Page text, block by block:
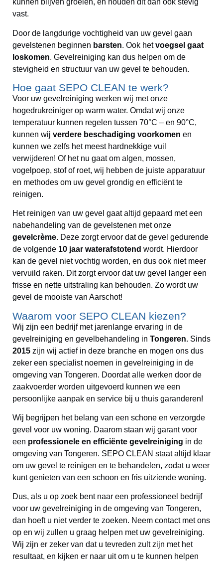
kunnen blijven groeien, en houden dit dan ook stevig
vast.
Door de langdurige vochtigheid van uw gevel gaan
gevelstenen beginnen barsten. Ook hetvoegsel gaat
loskomen. Gevelreiniging kan dus helpen om de
stevigheid en structuur van uw gevel te behouden.
Hoe gaat SEPO CLEAN te werk?
Voor uw gevelreiniging werken wij met onze
hogedrukreiniger op warm water. Omdat wij onze
temperatuur kunnen regelen tussen 70°C – en 90°C,
kunnen wij verdere beschadiging voorkomen en
kunnen we zelfs het meest hardnekkige vuil
verwijderen! Of het nu gaat om algen, mossen,
vogelpoep, stof of roet, wij hebben de juiste apparatuur
en methodes om uw gevel grondig en efficiënt te
reinigen.
Het reinigen van uw gevel gaat altijd gepaard met een
nabehandeling van de gevelstenen met onze
gevelcrème. Deze zorgt ervoor dat de gevel gedurende
de volgende 10 jaar waterafstotend wordt. Hierdoor
kan de gevel niet vochtig worden, en dus ook niet meer
vervuild raken. Dit zorgt ervoor dat uw gevel langer een
frisse en nette uitstraling kan behouden. Zo wordt uw
gevel de mooiste van Aarschot!
Waarom voor SEPO CLEAN kiezen?
Wij zijn een bedrijf met jarenlange ervaring in de
gevelreiniging en gevelbehandeling in Tongeren. Sinds
2015 zijn wij actief in deze branche en mogen ons dus
zeker een specialist noemen in gevelreiniging in de
omgeving van Tongeren. Doordat alle werken door de
zaakvoerder worden uitgevoerd kunnen we een
persoonlijke aanpak en service bij u thuis garanderen!
Wij begrijpen het belang van een schone en verzorgde
gevel voor uw woning. Daarom staan wij garant voor
een professionele en efficiënte gevelreiniging in de
omgeving van Tongeren. SEPO CLEAN staat altijd klaar
om uw gevel te reinigen en te behandelen, zodat u weer
kunt genieten van een schoon en fris uitziende woning.
Dus, als u op zoek bent naar een professioneel bedrijf
voor uw gevelreiniging in de omgeving van Tongeren,
dan hoeft u niet verder te zoeken. Neem contact met ons
op en wij zullen u graag helpen met uw gevelreiniging.
Wij zijn er zeker van dat u tevreden zult zijn met het
resultaat, en kijken er naar uit om u te kunnen helpen